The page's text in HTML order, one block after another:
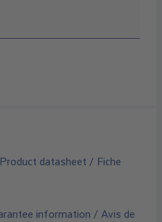
datasheet / Fiche
information / Avis de